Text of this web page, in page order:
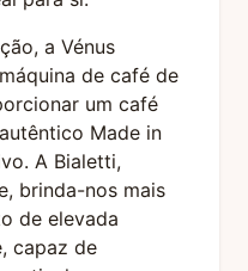
a Vénus
de café de
um café
Made in
A Bialetti,
brinda-nos mais
de elevada
capaz de